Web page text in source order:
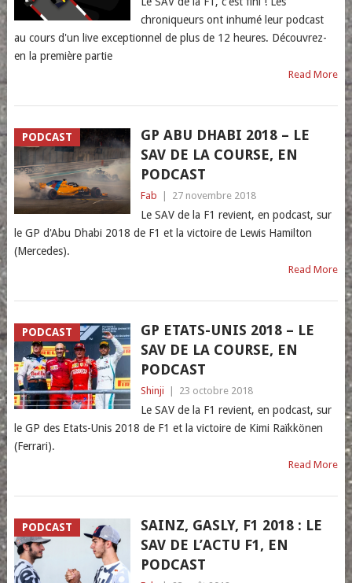
chroniqueurs ont inhumé leur podcast
au cours d'un live exceptionnel de plus de 12 heures. Découvrez-
en la première partie
Read More
PODCAST
GP ABU DHABI 2018 – LE
SAV DE LA COURSE, EN
PODCAST
Fab 27 novembre 2018
Le SAV de la F1 revient, en podcast, sur
le GP d'Abu Dhabi 2018 de F1 et la victoire de Lewis Hamilton
(Mercedes).
Read More
PODCAST
GP ETATS-UNIS 2018 – LE
SAV DE LA COURSE, EN
PODCAST
Shinji 23 octobre 2018
Le SAV de la F1 revient, en podcast, sur
le GP des Etats-Unis 2018 de F1 et la victoire de Kimi Raïkkönen
(Ferrari).
Read More
PODCAST
SAINZ, GASLY, F1 2018 : LE
SAV DE L’ACTU F1, EN
PODCAST